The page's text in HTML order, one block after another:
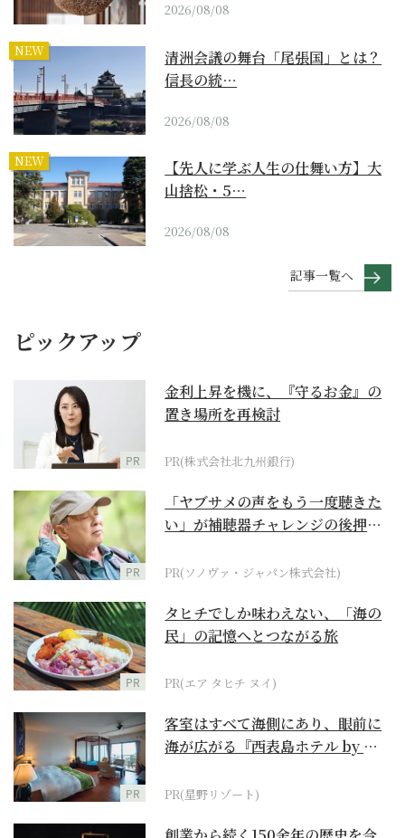
2026/08/08
NEW
清洲会議の舞台「尾張国」とは？
信長の統…
2026/08/08
NEW
【先人に学ぶ人生の仕舞い方】大
山捨松・5…
2026/08/08
記事一覧へ
ピックアップ
PR
金利上昇を機に、『守るお金』の
置き場所を再検討
PR(株式会社北九州銀行)
PR
「ヤブサメの声をもう一度聴きた
い」が補聴器チャレンジの後押し
PR(ソノヴァ・ジャパン株式会社)
PR
タヒチでしか味わえない、「海の
民」の記憶へとつながる旅
PR(エア タヒチ ヌイ)
PR
客室はすべて海側にあり、眼前に
海が広がる『西表島ホテル by 星
PR(星野リゾート)